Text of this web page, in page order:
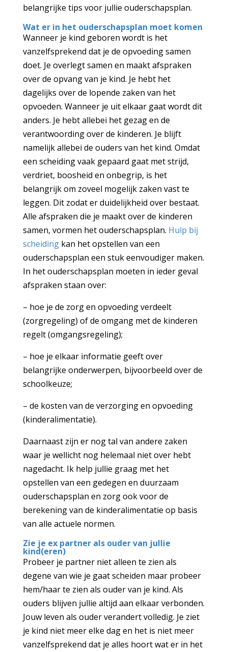
belangrijke tips voor jullie ouderschapsplan.
Wat er in het ouderschapsplan moet komen
Wanneer je kind geboren wordt is het
vanzelfsprekend dat je de opvoeding samen
doet. Je overlegt samen en maakt afspraken
over de opvang van je kind. Je hebt het
dagelijks over de lopende zaken van het
opvoeden. Wanneer je uit elkaar gaat wordt dit
anders. Je hebt allebei het gezag en de
verantwoording over de kinderen. Je blijft
namelijk allebei de ouders van het kind. Omdat
een scheiding vaak gepaard gaat met strijd,
verdriet, boosheid en onbegrip, is het
belangrijk om zoveel mogelijk zaken vast te
leggen. Dit zodat er duidelijkheid over bestaat.
Alle afspraken die je maakt over de kinderen
samen, vormen het ouderschapsplan. Hulp bij
scheidingkan het opstellen van een
ouderschapsplan een stuk eenvoudiger maken.
In het ouderschapsplan moeten in ieder geval
afspraken staan over:
– hoe je de zorg en opvoeding verdeelt
(zorgregeling) of de omgang met de kinderen
regelt (omgangsregeling);
– hoe je elkaar informatie geeft over
belangrijke onderwerpen, bijvoorbeeld over de
schoolkeuze;
– de kosten van de verzorging en opvoeding
(kinderalimentatie).
Daarnaast zijn er nog tal van andere zaken
waar je wellicht nog helemaal niet over hebt
nagedacht. Ik help jullie graag met het
opstellen van een gedegen en duurzaam
ouderschapsplan en zorg ook voor de
berekening van de kinderalimentatie op basis
van alle actuele normen.
Zie je ex partner als ouder van jullie
kind(eren)
Probeer je partner niet alleen te zien als
degene van wie je gaat scheiden maar probeer
hem/haar te zien als ouder van je kind. Als
ouders blijven jullie altijd aan elkaar verbonden.
Jouw leven als ouder verandert volledig. Je ziet
je kind niet meer elke dag en het is niet meer
vanzelfsprekend dat je alles hoort wat er in het